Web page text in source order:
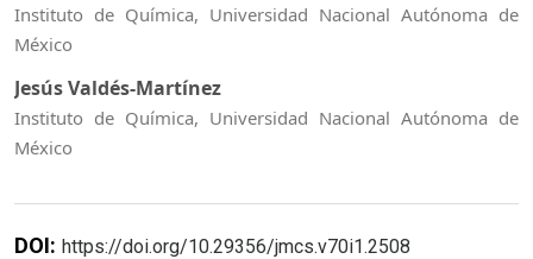
Instituto de Química, Universidad Nacional Autónoma de
México
Jesús Valdés-Martínez
Instituto de Química, Universidad Nacional Autónoma de
México
DOI: https://doi.org/10.29356/jmcs.v70i1.2508